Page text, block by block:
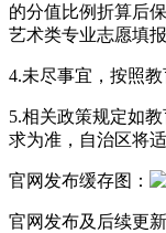
的分值比例折算后
艺术类专业志愿填
4.未尽事宜，按照
5.相关政策规定如
求为准，自治区将
官网发布缓存图：
官网发布及后续更